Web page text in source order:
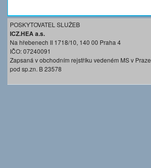
POSKYTOVATEL SLUŽEB
ICZ.HEA a.s.
Na hřebenech II 1718/10, 140 00 Praha 4
IČO: 07240091
Zapsaná v obchodním rejstříku vedeném MS v Praze
pod sp.zn. B 23578